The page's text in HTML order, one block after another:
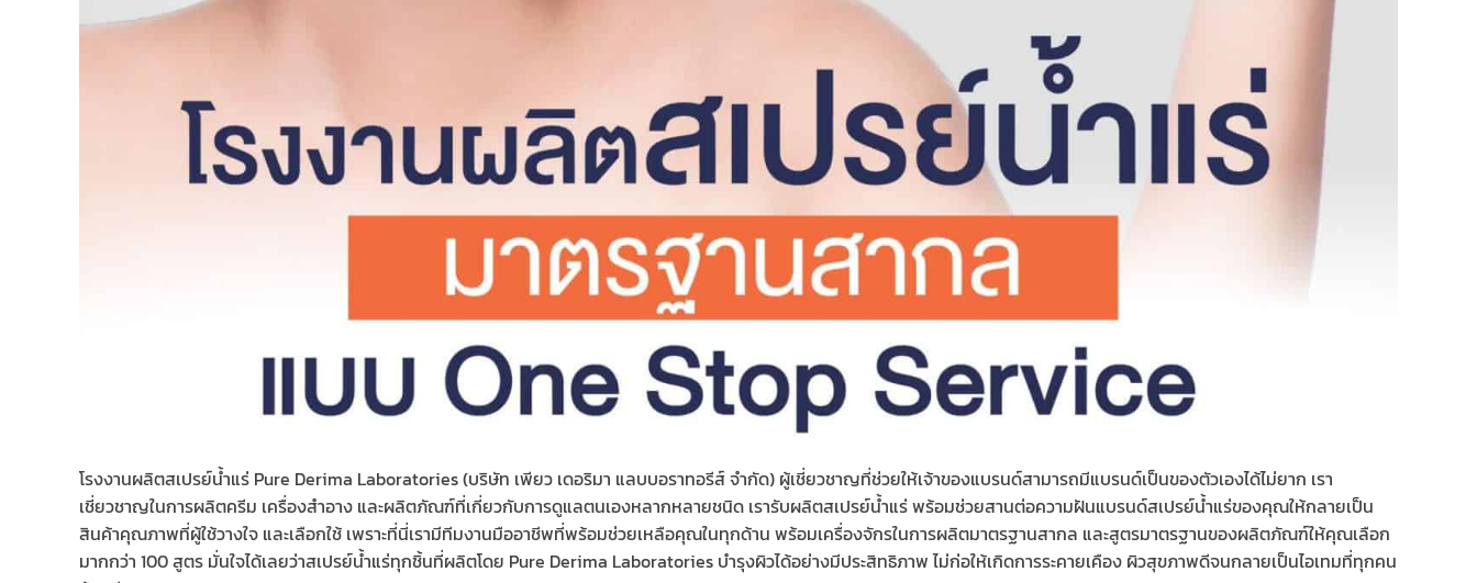
โรงงานผลิตสเปรย์น้ำแร่ Pure Derima Laboratories (บริษัท เพียว เดอริมา แลบบอราทอรีส์ จำกัด) ผู้เชี่ยวชาญที่ช่วยให้เจ้าของแบรนด์สามารถมีแบรนด์เป็นของตัวเองได้ไม่ยาก เรา
เชี่ยวชาญในการผลิตครีม เครื่องสำอาง และผลิตภัณฑ์ที่เกี่ยวกับการดูแลตนเองหลากหลายชนิด เรารับผลิตสเปรย์น้ำแร่ พร้อมช่วยสานต่อความฝันแบรนด์สเปรย์น้ำแร่ของคุณให้กลายเป็น
สินค้าคุณภาพที่ผู้ใช้วางใจ และเลือกใช้ เพราะที่นี่เรามีทีมงานมืออาชีพที่พร้อมช่วยเหลือคุณในทุกด้าน พร้อมเครื่องจักรในการผลิตมาตรฐานสากล และสูตรมาตรฐานของผลิตภัณฑ์ให้คุณเลือก
มากกว่า 100 สูตร มั่นใจได้เลยว่าสเปรย์น้ำแร่ทุกชิ้นที่ผลิตโดย Pure Derima Laboratories บำรุงผิวได้อย่างมีประสิทธิภาพ ไม่ก่อให้เกิดการระคายเคือง ผิวสุขภาพดีจนกลายเป็นไอเทมที่ทุกคน